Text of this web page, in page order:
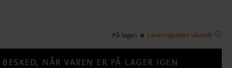
På lager: Leveringsdato ukendt
NÅR VAREN ER PÅ LAGER IGEN